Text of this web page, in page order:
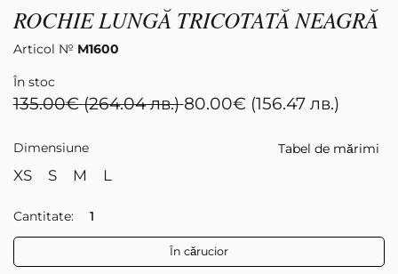
ROCHIE LUNGĂ TRICOTATĂ NEAGRĂ
Articol № М1600
În stoc
135.00€ (264.04 лв.) 80.00€ (156.47 лв.)
Tabel de mărimi
Dimensiune
XS S M L
Cantitate:
În cărucior